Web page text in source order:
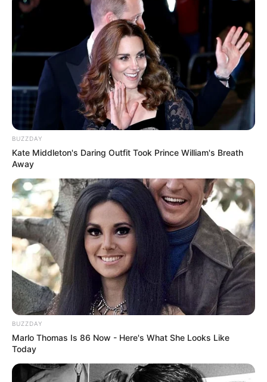
BUZZDAY
Kate Middleton's Daring Outfit Took Prince William's Breath
Away
BUZZDAY
Marlo Thomas Is 86 Now - Here's What She Looks Like
Today